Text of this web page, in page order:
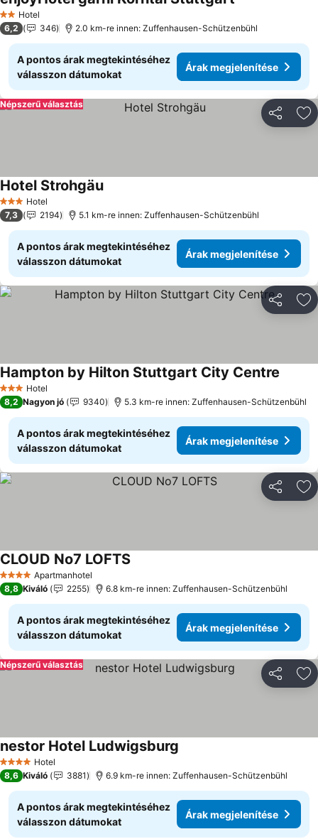
2 Kategória
Hotel
6,2 346 2.0 km-re innen: Zuffenhausen-Schützenbühl
A pontos árak megtekintéséhez
válasszon dátumokat
Árak megjelenítése
Népszerű választás
3 Kategória
Hotel
Hotel StrohgäuÁrak megjelenítése
7,3 2194 5.1 km-re innen: Zuffenhausen-Schützenbühl
A pontos árak megtekintéséhez
válasszon dátumokat
Árak megjelenítése
3 Kategória
Hotel
Hampton by Hilton Stuttgart City Centre
8,2 Nagyon jó 9340 5.3 km-re innen: Zuffenhausen-Schützenbühl
A pontos árak megtekintéséhez
válasszon dátumokat
Árak megjelenítése
4 KategóriaApartmanhotel
CLOUD No7 LOFTS
8,8 Kiváló 2255 6.8 km-re innen: Zuffenhausen-Schützenbühl
A pontos árak megtekintéséhez
válasszon dátumokat
Árak megjelenítése
Népszerű választás
4 KategóriaHotel
nestor Hotel Ludwigsburg
8,6 Kiváló 3881 6.9 km-re innen: Zuffenhausen-Schützenbühl
A pontos árak megtekintéséhez
válasszon dátumokat
Árak megjelenítése